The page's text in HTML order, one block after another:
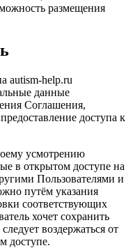
размещения
autism-help.ru
данные
Соглашения,
доступа к
усмотрению
в открытом доступе на
Пользователями и
путём указания
соответствующих
хочет сохранить
воздержаться от
доступе.